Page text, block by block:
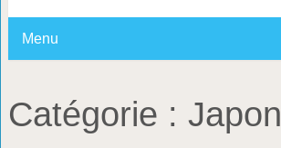
Menu
Catégorie : Japon